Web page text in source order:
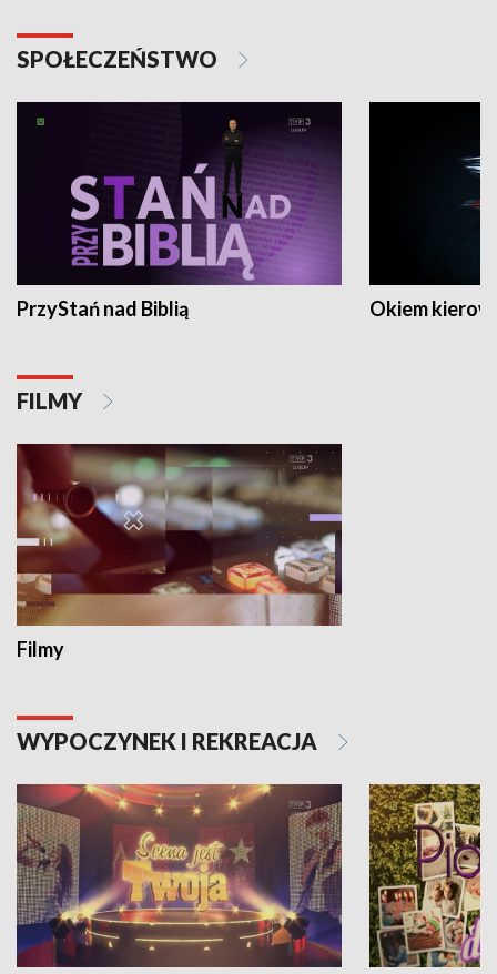
SPOŁECZEŃSTWO
PrzyStań nad Biblią Okiem
FILMY
Filmy
WYPOCZYNEK I REKREACJA